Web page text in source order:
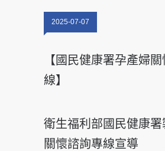
2025-07-07
【國民健康署孕產婦
線】
衛生福利部國民健康
關懷諮詢專線宣導